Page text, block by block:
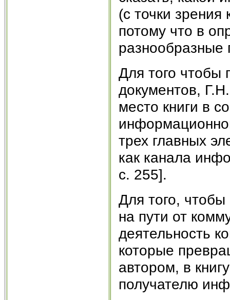
(с точки зрения
потому что в
разнообразные
Для того чтобы
документов,
место книги в
трех главных
как канала
c. 255].
Для того, чтобы
на пути от
деятельность
которые
автором, в
получателю